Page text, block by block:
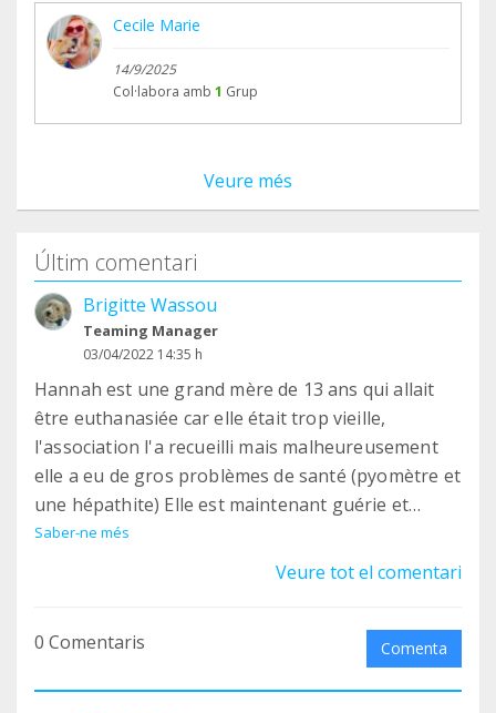
Cecile Marie
14/9/2025
Col·labora amb 1 Grup
Veure més
Últim comentari
Brigitte Wassou
Teaming Manager
03/04/2022 14:35 h
Hannah est une grand mère de 13 ans qui allait
être euthanasiée car elle était trop vieille,
l'association l'a recueilli mais malheureusement
elle a eu de gros problèmes de santé (pyomètre et
une hépathite) Elle est maintenant guérie et
recherche sa famille pour la vie mais sans chiens
car mamie a ses têtes et n'accepte pas tout le
Saber-ne més
Veure tot el comentari
0 Comentaris Comenta